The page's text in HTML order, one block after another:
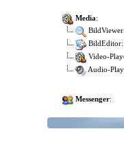
Media:
BildViewer:
BildEditor:
Video-
Audio-
Messenger: